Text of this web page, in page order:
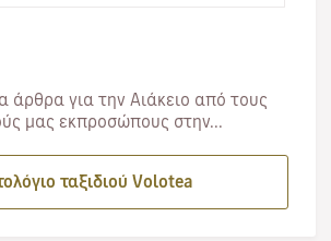
άρθρα για την Αιάκειο από τους
μας εκπροσώπους στην...
ταξιδιού Volotea